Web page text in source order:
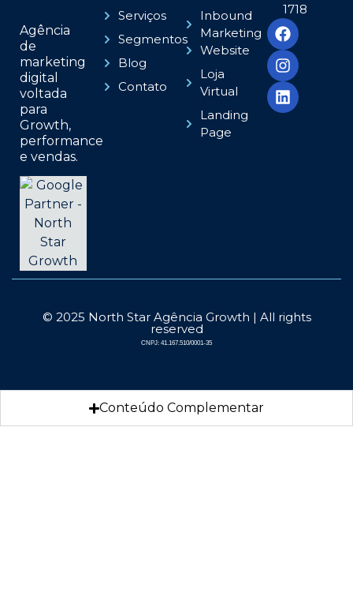
Agência
de
marketing
digital
voltada
para
Growth,
performance
e vendas.
Serviços
Segmentos
Blog
Contato
Inbound
Marketing
Website
Loja
Virtual
Landing
Page
1718
© 2025 North Star Agência Growth | All rights
reserved
CNPJ: 41.167.510/0001-35
Conteúdo Complementar